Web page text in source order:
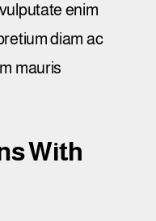
enim
diam ac
mauris
With